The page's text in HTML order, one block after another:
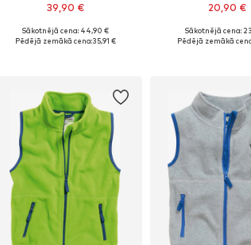
39,90 €
Pieejams daudzos izmēros
Sākotnējā cena: 44,90 €
Pēdējā zemākā cena:35,91 €
20,90 €
Pieejams daudzos
Sākotnējā cena:
Pēdējā zemākā